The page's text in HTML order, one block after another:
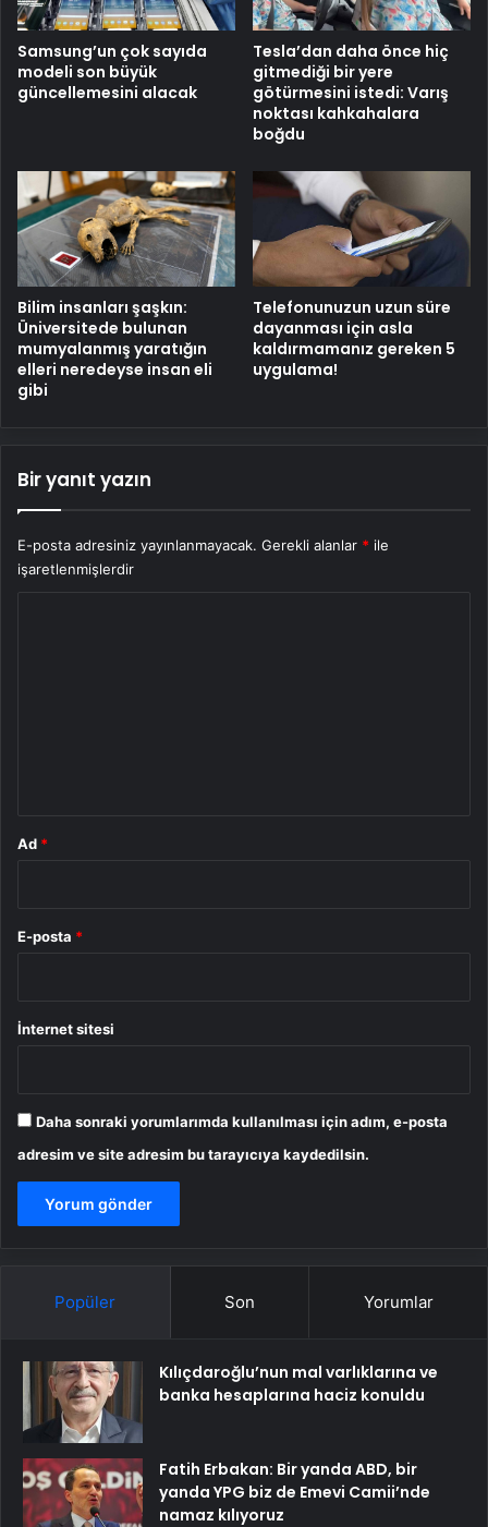
Samsung’un çok sayıda
modeli son büyük
güncellemesini alacak
Tesla’dan daha önce hiç
gitmediği bir yere
götürmesini istedi: Varış
noktası kahkahalara
boğdu
Bilim insanları şaşkın:
Üniversitede bulunan
mumyalanmış yaratığın
elleri neredeyse insan eli
gibi
Telefonunuzun uzun süre
dayanması için asla
kaldırmamanız gereken 5
uygulama!
Bir yanıt yazın
E-posta adresiniz yayınlanmayacak. Gerekli alanlar * ile
işaretlenmişlerdir
Ad *
E-posta *
İnternet sitesi
Daha sonraki yorumlarımda kullanılması için adım, e-posta
adresim ve site adresim bu tarayıcıya kaydedilsin.
Popüler Son Yorumlar
Kılıçdaroğlu’nun mal varlıklarına ve
banka hesaplarına haciz konuldu
Fatih Erbakan: Bir yanda ABD, bir
yanda YPG biz de Emevi Camii’nde
namaz kılıyoruz